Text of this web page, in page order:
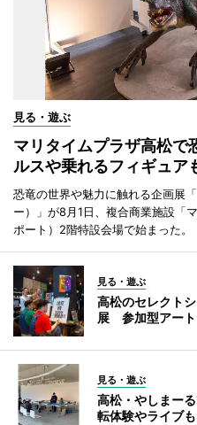
見る・遊ぶ
マリタイムプラザ高松
ルスや乗れるフィギュア
恐竜の世界や魅力に触れる企画展
ー）」が8月1日、複合商業施設「
ポート）2階特設会場で始まった。
見る・遊ぶ
高松のセレクト
展 参加型アート
見る・遊ぶ
高松・やしまー
転体験やライブも